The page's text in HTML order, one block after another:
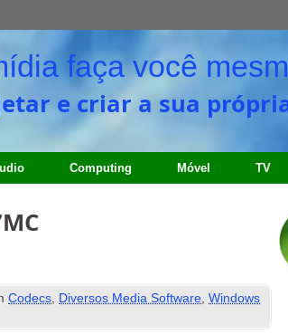
faça você
e criar a sua
Computing Móvel TV
Codecs, Diversos Media Software,Windows